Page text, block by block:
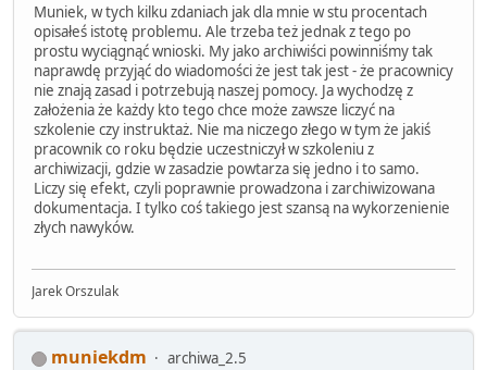
Muniek, w tych kilku zdaniach jak dla mnie w stu procentach
opisałeś istotę problemu. Ale trzeba też jednak z tego po
prostu wyciągnąć wnioski. My jako archiwiści powinniśmy tak
naprawdę przyjąć do wiadomości że jest tak jest - że pracownicy
nie znają zasad i potrzebują naszej pomocy. Ja wychodzę z
założenia że każdy kto tego chce może zawsze liczyć na
szkolenie czy instruktaż. Nie ma niczego złego w tym że jakiś
pracownik co roku będzie uczestniczył w szkoleniu z
archiwizacji, gdzie w zasadzie powtarza się jedno i to samo.
Liczy się efekt, czyli poprawnie prowadzona i zarchiwizowana
dokumentacja. I tylko coś takiego jest szansą na wykorzenienie
złych nawyków.
Jarek Orszulak
muniekdm
archiwa_2.5